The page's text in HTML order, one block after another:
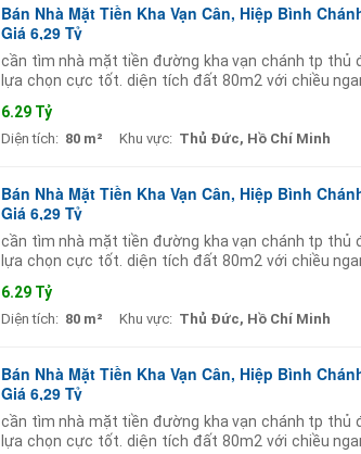
Bán Nhà Mặt Tiền Kha Vạn Cân, Hiệp Bình
Giá 6,29 Tỷ
cần tìm nhà mặt tiền đường kha vạn chánh tp thủ
lựa chọn cực tốt. diện tích đất 80m2 với chiều
6.29 Tỷ
Diện tích: 80 m² Khu vực: Thủ Đức, Hồ Chí Minh
Bán Nhà Mặt Tiền Kha Vạn Cân, Hiệp Bình
Giá 6,29 Tỷ
cần tìm nhà mặt tiền đường kha vạn chánh tp thủ
lựa chọn cực tốt. diện tích đất 80m2 với chiều
6.29 Tỷ
Diện tích: 80 m² Khu vực: Thủ Đức, Hồ Chí Minh
Bán Nhà Mặt Tiền Kha Vạn Cân, Hiệp Bình
Giá 6,29 Tỷ
cần tìm nhà mặt tiền đường kha vạn chánh tp thủ
lựa chọn cực tốt. diện tích đất 80m2 với chiều